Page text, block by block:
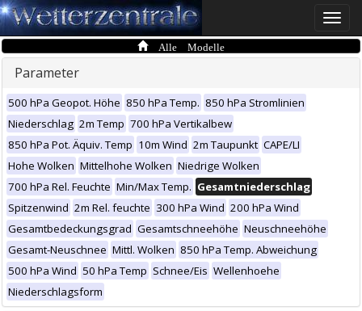
Toggle
Alle Modelle
Parameter
500 hPa Geopot. Höhe 850 hPa Temp. 850 hPa Stromlinien
Niederschlag 2m Temp 700 hPa Vertikalbew
850 hPa Pot. Äquiv. Temp 10m Wind 2m Taupunkt CAPE/LI
Hohe Wolken Mittelhohe Wolken Niedrige Wolken
700 hPa Rel. Feuchte Min/Max Temp. Gesamtniederschlag
Spitzenwind 2m Rel. feuchte 300 hPa Wind 200 hPa Wind
Gesamtbedeckungsgrad Gesamtschneehöhe Neuschneehöhe
Gesamt-Neuschnee Mittl. Wolken 850 hPa Temp. Abweichung
500 hPa Wind 50 hPa Temp Schnee/Eis Wellenhoehe
Niederschlagsform